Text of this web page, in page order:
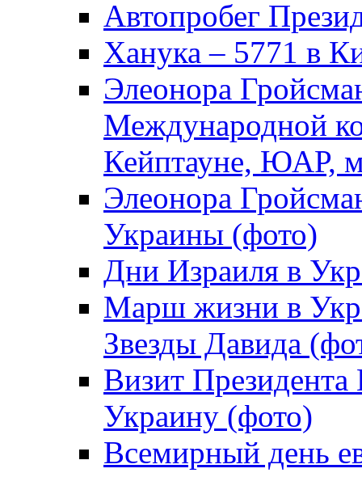
Автопробег
Ханука – 5771 в
Элеонора
Международной
Кейптауне, ЮАР,
Элеонора
Украины (фото)
Дни Израиля в
Марш жизни в
Звезды Давида
Визит
Украину (фото)
Всемирный день